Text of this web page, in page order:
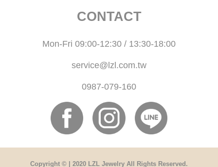
CONTACT
Mon-Fri 09:00-12:30 / 13:30-18:00
service@lzl.com.tw
0987-079-160
Copyright © | 2020 LZL Jewelry All Rights Reserved.